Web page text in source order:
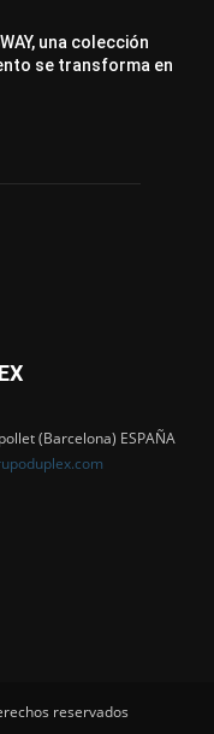
una colección
se transforma en
(Barcelona) ESPAÑA
reservados